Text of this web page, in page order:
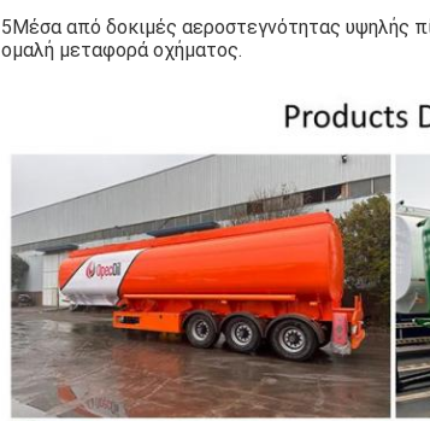
5Μέσα από δοκιμές αεροστεγνότητας υψηλής
ομαλή μεταφορά οχήματος.